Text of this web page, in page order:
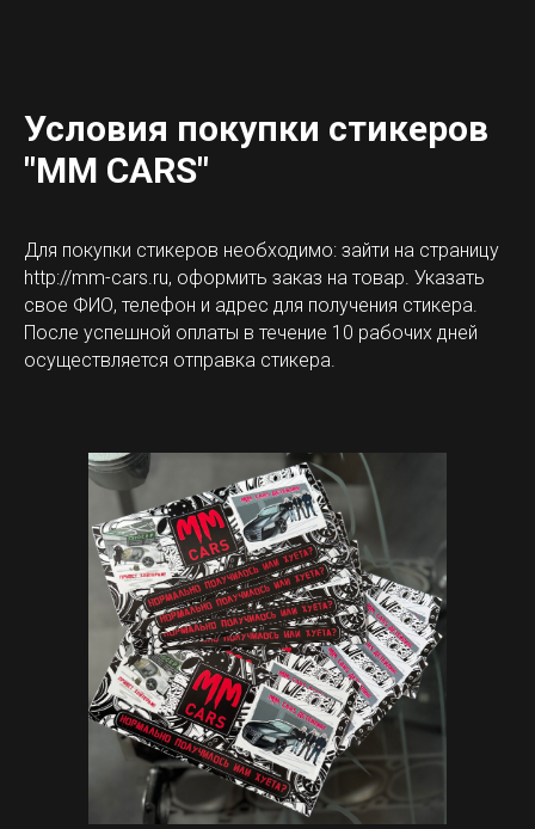
Условия покупки стикеров
"MM CARS"
Для покупки стикеров необходимо: зайти на страницу
http://mm-cars.ru, оформить заказ на товар. Указать
свое ФИО, телефон и адрес для получения стикера.
После успешной оплаты в течение 10 рабочих дней
осуществляется отправка стикера.